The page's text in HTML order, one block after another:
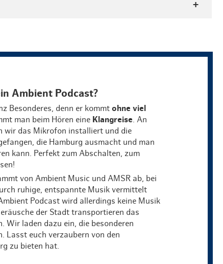
Ambient Podcast?
Besonderes, denn er kommtohne viel
man beim Hören eine Klangreise . An
wir das Mikrofon installiert und die
die Hamburg ausmacht und man
kann. Perfekt zum Abschalten, zum
von Ambient Music und AMSR ab, bei
ruhige, entspannte Musik vermittelt
Podcast wird allerdings keine Musik
der Stadt transportieren das
Wir laden dazu ein, die besonderen
Lasst euch verzaubern von den
zu bieten hat.